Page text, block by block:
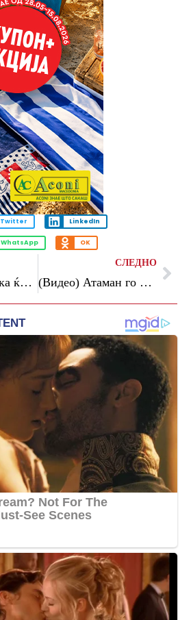
Twitter LinkedIn
WhatsApp OK
Слот верува дека ќе остане на клупата на Ливерпул
СЛЕДНО
(Видео) Атаман го навреди Ти-Џеј Шортс: Со него игравме „четири на пет“